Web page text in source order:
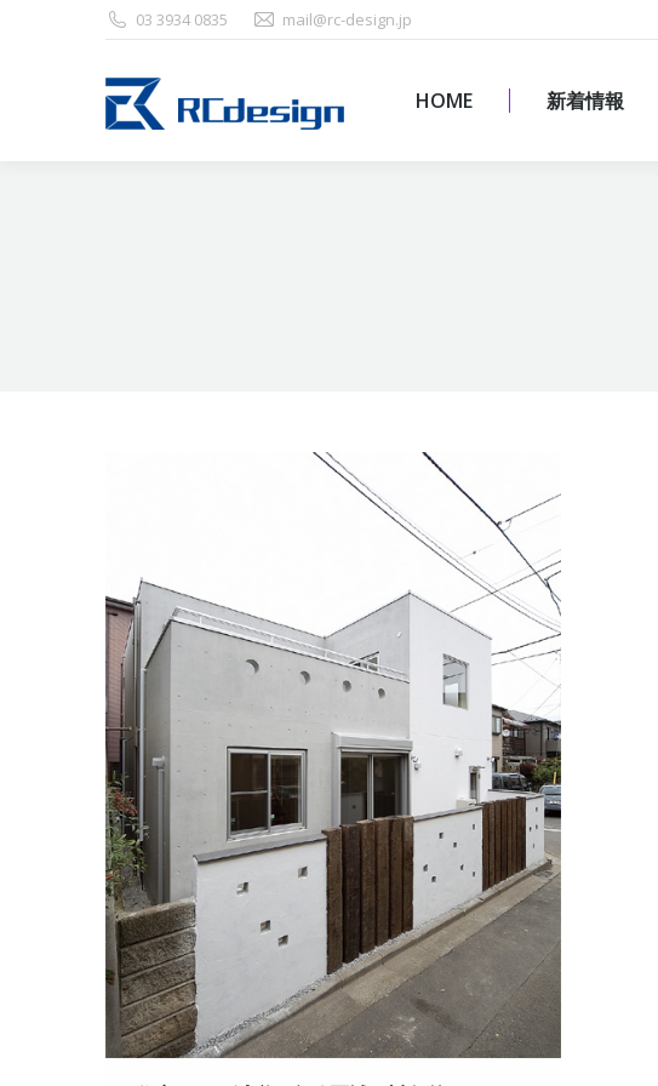
03 3934 0835 mail@rc-design.jp
HOME 新着情報
HOME 新着情報